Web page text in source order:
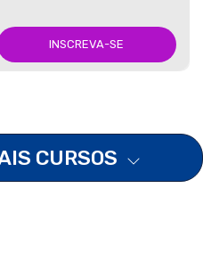
INSCREVA-SE
CURSOS